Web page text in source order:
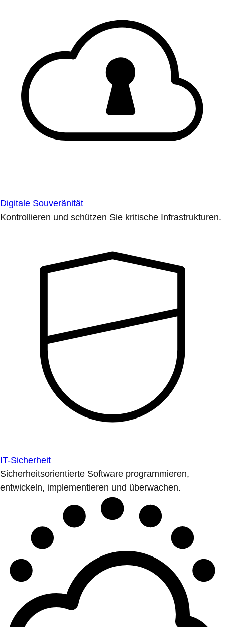
Digitale Souveränität
Kontrollieren und schützen Sie kritische Infrastrukturen.
IT-Sicherheit
Sicherheitsorientierte Software programmieren,
entwickeln, implementieren und überwachen.